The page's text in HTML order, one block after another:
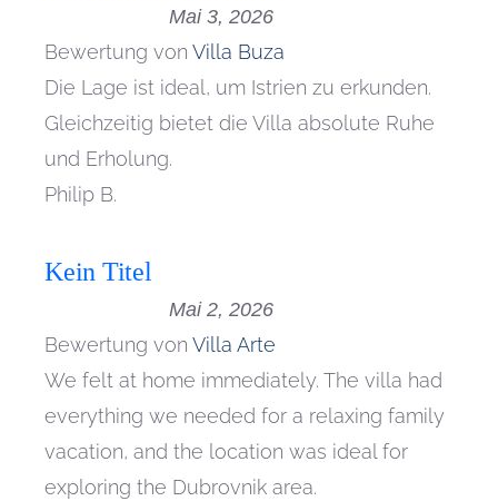
Mai 3, 2026
Bewertung von Villa Buza
Die Lage ist ideal, um Istrien zu erkunden.
Gleichzeitig bietet die Villa absolute Ruhe
und Erholung.
Philip B.
Kein Titel
Mai 2, 2026
Bewertung von Villa Arte
We felt at home immediately. The villa had
everything we needed for a relaxing family
vacation, and the location was ideal for
exploring the Dubrovnik area.